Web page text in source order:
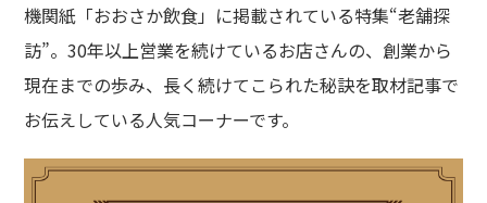
機関紙「おおさか飲食」に掲載されている特集“老舗探
訪”。30年以上営業を続けているお店さんの、創業から
現在までの歩み、長く続けてこられた秘訣を取材記事で
お伝えしている人気コーナーです。